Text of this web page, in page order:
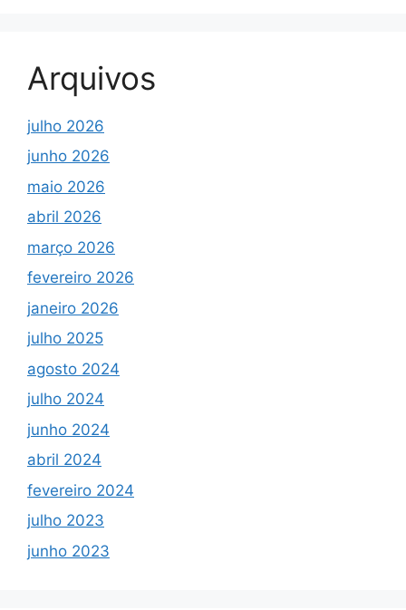
Arquivos
julho 2026
junho 2026
maio 2026
abril 2026
março 2026
fevereiro 2026
janeiro 2026
julho 2025
agosto 2024
julho 2024
junho 2024
abril 2024
fevereiro 2024
julho 2023
junho 2023